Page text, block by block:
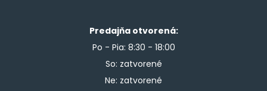
Predajňa otvorená:
Po - Pia: 8:30 - 18:00
So: zatvorené
Ne: zatvorené